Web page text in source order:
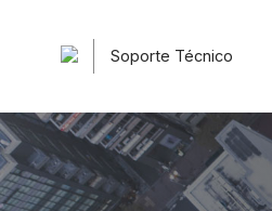
Soporte Técnico